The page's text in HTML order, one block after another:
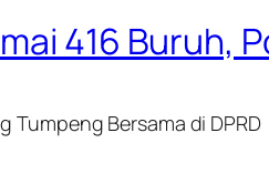
416 Buruh,
Tumpeng Bersama di DPRD